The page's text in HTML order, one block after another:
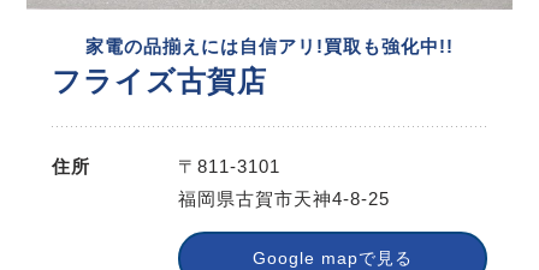
家電の品揃えには自信アリ!買取も強化中!!
フライズ古賀店
住所
〒811-3101
福岡県古賀市天神4-8-25
Google mapで見る